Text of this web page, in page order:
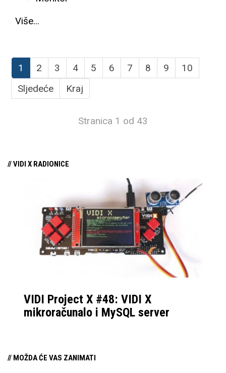
Više...
1 2 3 4 5 6 7 8 9
10
Sljedeće
Kraj
Stranica 1 od 43
// VIDI X RADIONICE
VIDI Project X #48: VIDI X
mikroračunalo i MySQL server
// MOŽDA ĆE VAS ZANIMATI